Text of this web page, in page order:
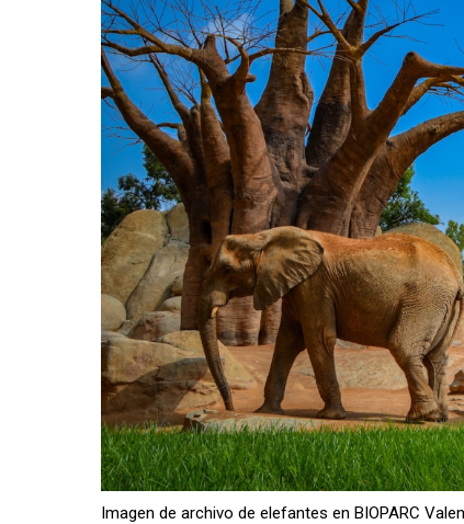
Imagen de archivo de elefantes en BIOPARC